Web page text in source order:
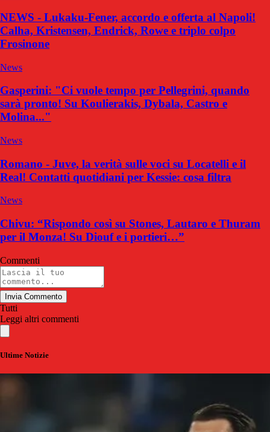
NEWS - Lukaku-Fener, accordo e offerta al Napoli!
Calha, Kristensen, Endrick, Rowe e triplo colpo
Frosinone
News
Gasperini: "Ci vuole tempo per Pellegrini, quando
sarà pronto! Su Koulierakis, Dybala, Castro e
Molina..."
News
Romano - Juve, la verità sulle voci su Locatelli e il
Real! Contatti quotidiani per Kessie: cosa filtra
News
Chivu: “Rispondo così su Stones, Lautaro e Thuram
per il Monza! Su Diouf e i portieri…”
Commenti
Invia Commento
Tutti
Leggi altri commenti
Ultime Notizie